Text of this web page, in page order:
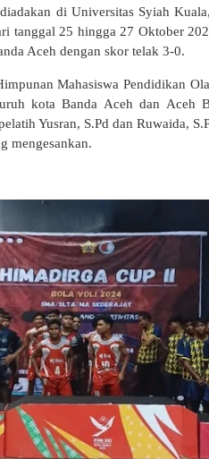
di Universitas Syiah
tanggal 25 hingga 27 Oktober
Aceh dengan skor telak 3-0.
Mahasiswa Pendidikan
kota Banda Aceh dan Aceh
Yusran, S.Pd dan Ruwaida,
mengesankan.